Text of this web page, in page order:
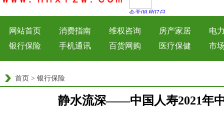
网站首页 消费指南 维权咨询 房产家居
电
银行保险
手机通讯 百货网购 医疗保健 市
首页 > 银行保险
静水流深——中国人寿2021年